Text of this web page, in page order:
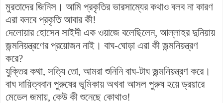
মুরতাদের জিনিস। আমি প্রকৃতির ভারসাম্যের কথাও বলব না কারণ
এরা বলবে প্রকৃতি আবার কী!
দেলোয়ার হোসেন সাইদী এক ওয়াজে বলেছিলেন, আল্লাহর দুনিয়ায়
জন্মনিয়ন্ত্রণের প্রয়োজন নাই। বাঘ-ঘোড়া এরা কী জন্মনিয়ন্ত্রণ
করে?
যুক্তির কথা, সত্যি তো, আমরা শুনিনি বাঘ-টাঘ জন্মনিয়ন্ত্রণ করে।
বাঘ দায়িত্ববান পুরুষের ভূমিকায় অখবা আসল পুরুষ হয়ে ড্রয়ারে
মেডেল জমায়, কেউ কী শুনেছে কোথাও!